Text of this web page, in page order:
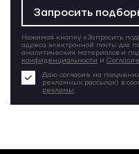
Запросить
Нажимая кнопку «Запросить
адреса электронной почты для
аналитических материалов и
конфиденциальности и
Даю согласие на
рекламных рассылок) в
рекламы